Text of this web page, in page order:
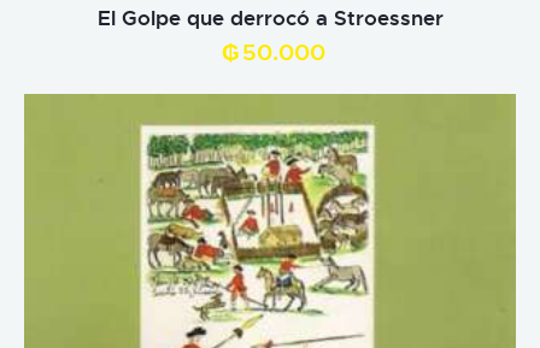
El Golpe que derrocó a Stroessner
₲50.000